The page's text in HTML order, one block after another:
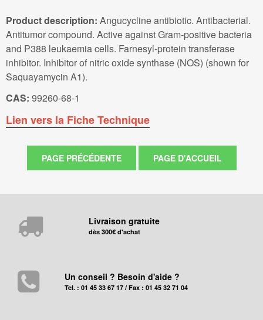
Product description: Angucycline antibiotic. Antibacterial.
Antitumor compound. Active against Gram-positive bacteria
and P388 leukaemia cells. Farnesyl-protein transferase
inhibitor. Inhibitor of nitric oxide synthase (NOS) (shown for
Saquayamycin A1).
CAS: 99260-68-1
Lien vers la Fiche Technique
Livraison gratuite
dès 300€ d'achat
Un conseil ? Besoin d'aide ?
Tel. : 01 45 33 67 17 / Fax : 01 45 32 71 04